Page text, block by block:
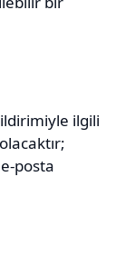
ilgili
e-posta